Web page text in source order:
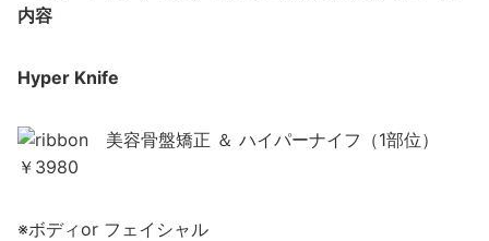
内容
Hyper Knife
美容骨盤矯正 ＆ ハイパーナイフ（1部位）
￥3980
※ボディor フェイシャル